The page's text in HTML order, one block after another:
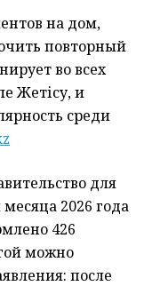
на дом,
повторный
во всех
Жетісу, и
среди
для
2026 года
426
можно
после